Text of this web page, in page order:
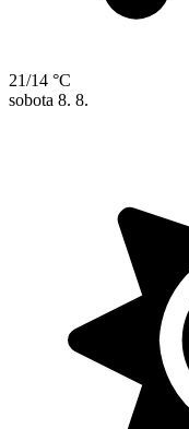
21/14 °C
sobota 8. 8.